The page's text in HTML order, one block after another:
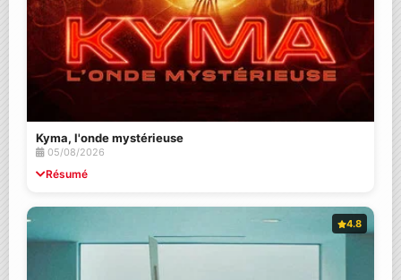
Kyma, l'onde mystérieuse
05/08/2026
Résumé
4.8